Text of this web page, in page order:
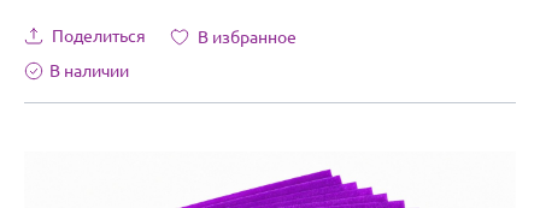
Поделиться
В избранное
В наличии